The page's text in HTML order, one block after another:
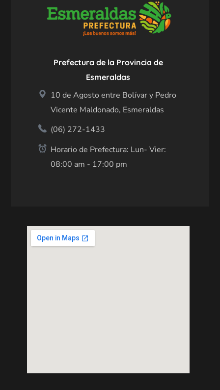
Prefectura de la Provincia de
Esmeraldas
10 de Agosto entre Bolívar y Pedro
Vicente Maldonado, Esmeraldas
(06) 272-1433
Horario de Prefectura: Lun- Vier:
08:00 am - 17:00 pm